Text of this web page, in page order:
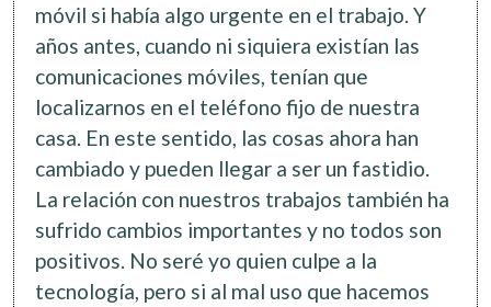
móvil si había algo urgente en el trabajo. Y
años antes, cuando ni siquiera existían las
comunicaciones móviles, tenían que
localizarnos en el teléfono fijo de nuestra
casa. En este sentido, las cosas ahora han
cambiado y pueden llegar a ser un fastidio.
La relación con nuestros trabajos también ha
sufrido cambios importantes y no todos son
positivos. No seré yo quien culpe a la
tecnología, pero si al mal uso que hacemos